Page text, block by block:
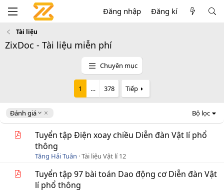
Đăng nhập Đăng kí
Tài liệu
ZixDoc - Tài liệu miễn phí
Chuyên mục
1 … 378 Tiếp
Đánh giá
D
e
Bộ lọc
Tuyển tập Điện xoay chiều Diễn đàn Vật lí phổ
thông
Tăng Hải Tuân Tài liệu Vật lí 12
Tuyển tập 97 bài toán Dao động cơ Diễn đàn Vật
lí phổ thông